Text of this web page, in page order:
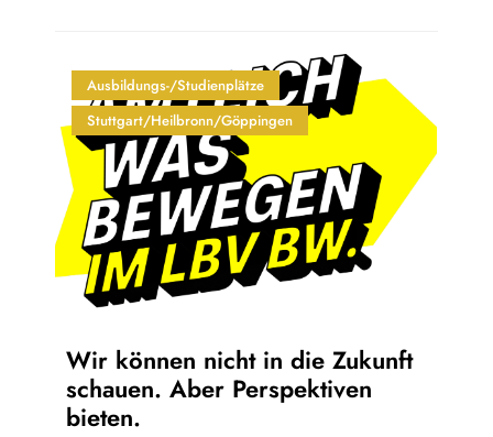
Ausbildungs-/Studienplätze
Stuttgart/Heilbronn/Göppingen
Wir können nicht in die Zukunft
schauen. Aber Perspektiven
bieten.